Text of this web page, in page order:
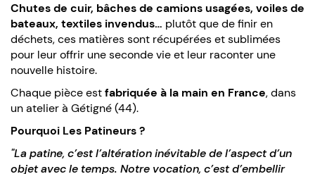
Chutes de cuir, bâches de camions usagées, voiles de
bateaux, textiles invendus… plutôt que de finir en
déchets, ces matières sont récupérées et sublimées
pour leur offrir une seconde vie et leur raconter une
nouvelle histoire.
Chaque pièce estfabriquée à la main en France, dans
un atelier à Gétigné (44).
Pourquoi Les Patineurs ?
"La patine, c’est l’altération inévitable de l’aspect d’un
objet avec le temps. Notre vocation, c’est d’embellir